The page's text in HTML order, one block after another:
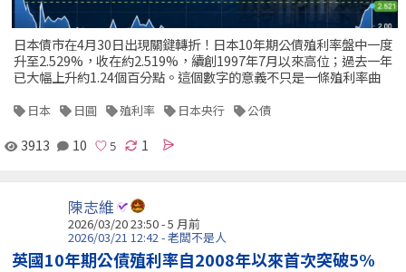
日本債市在4月30日出現關鍵轉折！日本10年期公債殖利率盤中一度
升至2.529%，收在約2.519%，續創1997年7月以來高位；過去一年
已大幅上升約1.24個百分點。這個數字的意義不只是一條殖利率曲
日本 日圓 殖利率 日本央行 公債
3913 10 1
陳志維
2026/03/20 23:50 - 5 月前
2026/03/21 12:42 - 老闆不是人
英國10年期公債殖利率自2008年以來首次突破5%